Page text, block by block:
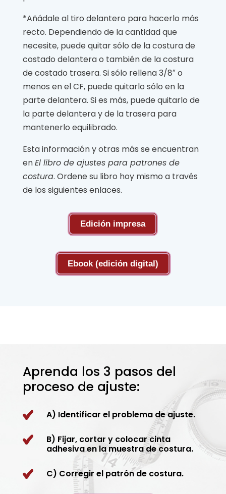
*Añádale al tiro delantero para hacerlo más
recto. Dependiendo de la cantidad que
necesite, puede quitar sólo de la costura de
costado delantera o también de la costura
de costado trasera. Si sólo rellena 3/8″ o
menos en el CF, puede quitarlo sólo en la
parte delantera. Si es más, puede quitarlo de
la parte delantera y de la trasera para
mantenerlo equilibrado.
Esta información y otras más se encuentran
enEl libro de ajustes para patrones de
costura. Ordene su libro hoy mismo a través
de los siguientes enlaces.
Edición impresa
Ebook (edición digital)
Aprenda los 3 pasos del
proceso de ajuste:
A) Identificar el problema de ajuste.
B) Fijar, cortar y colocar cinta
adhesiva en la muestra de costura.
C) Corregir el patrón de costura.